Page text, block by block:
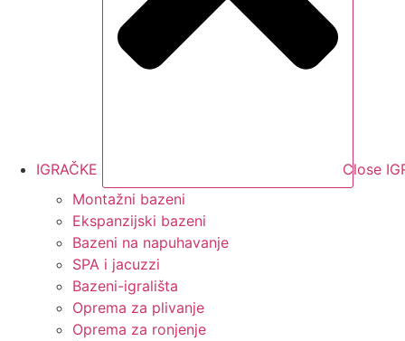
IGRAČKE
Close
Montažni bazeni
Ekspanzijski bazeni
Bazeni na napuhavanje
SPA i jacuzzi
Bazeni-igrališta
Oprema za plivanje
Oprema za ronjenje